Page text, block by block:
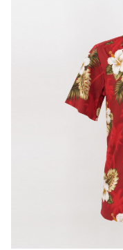
来
来